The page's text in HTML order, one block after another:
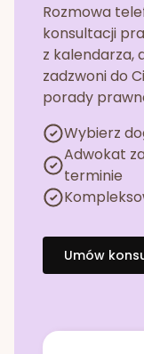
Rozmowa
konsultacji
z kalendarza,
zadzwoni do
porady
Wybierz
Adwokat
terminie
Umów